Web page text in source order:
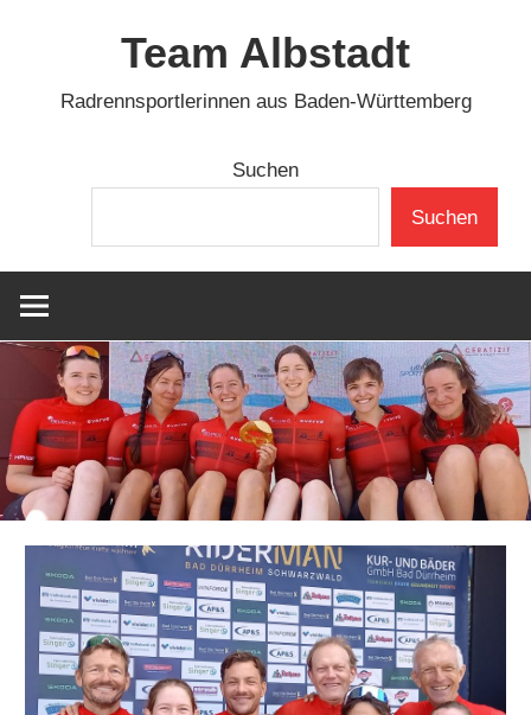
Team Albstadt
Radrennsportlerinnen aus Baden-Württemberg
Suchen
Suchen